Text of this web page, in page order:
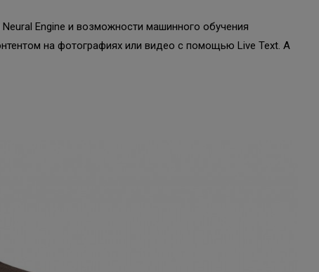
Engine и возможности машинного обучения
на фотографиях или видео с помощью Live Text. А